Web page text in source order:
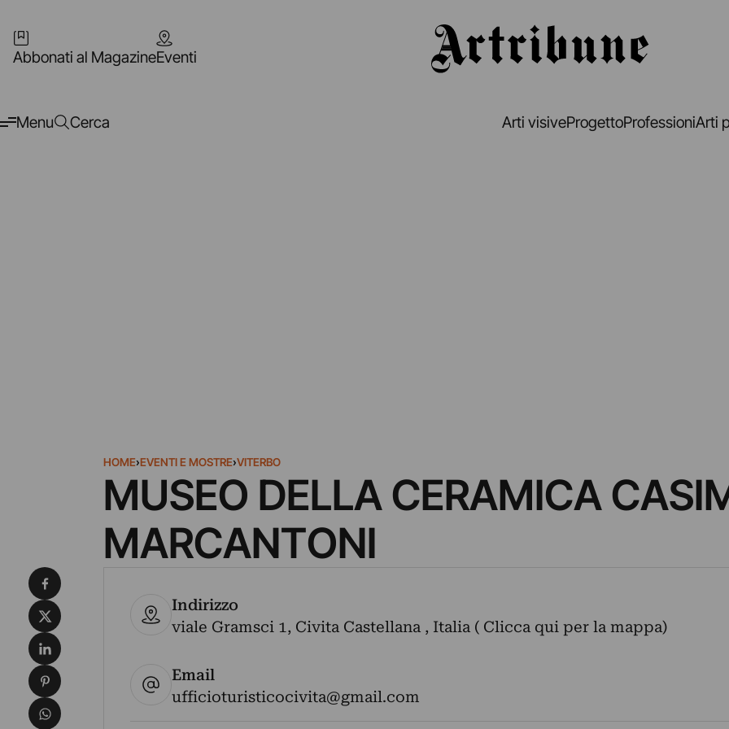
Abbonati al MagazineEventi
Menu Cerca Arti visiveProgettoProfessioniArti
HOME›EVENTI E MOSTRE›VITERBO
MUSEO DELLA CERAMICA
MARCANTONI
Indirizzo
viale Gramsci 1, Civita Castellana , Italia ( Clicca qui per la mappa)
Email
ufficioturisticocivita@gmail.com
Condividi su Facebook
Condividi su X
Condividi su LinkedIn
Condividi su Pinterest
Condividi su WhatsApp